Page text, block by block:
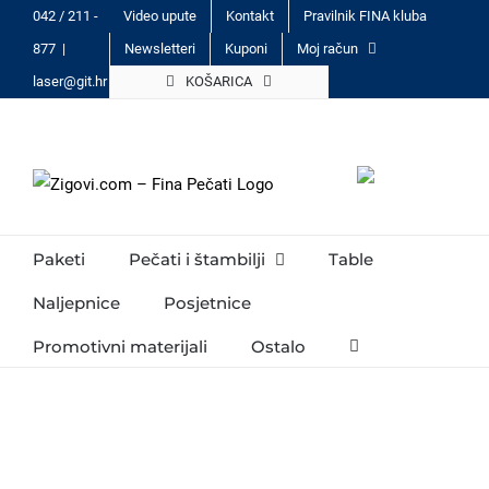
content
042 / 211 -
877 |
laser@git.hr
Video upute Kontakt
Pravilnik FINA kluba
Newsletteri
Kuponi
Moj račun
KOŠARICA
Paketi Pečati i štambilji Table
Naljepnice Posjetnice
Promotivni materijali Ostalo